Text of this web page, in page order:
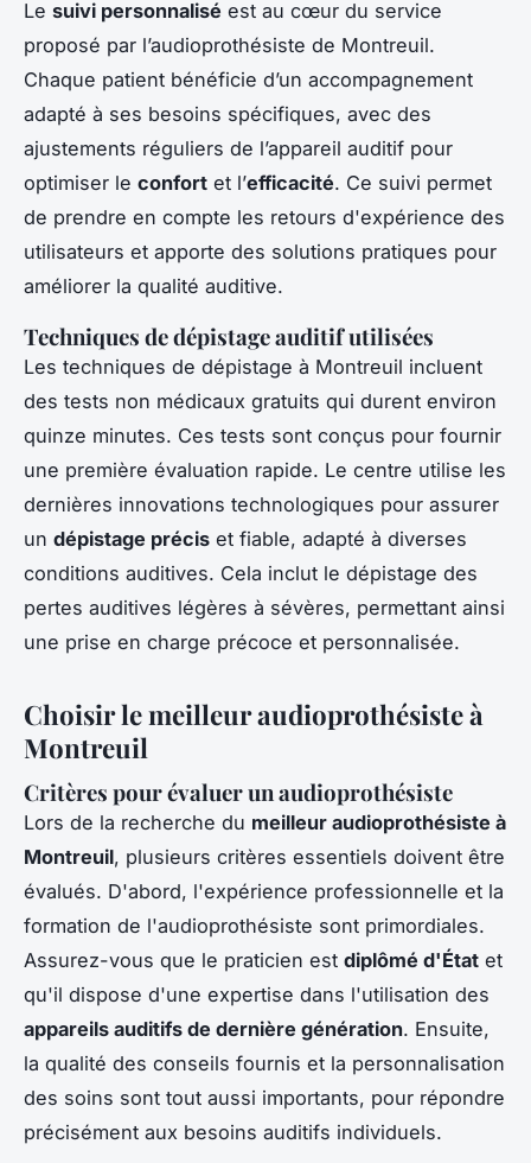
Le suivi personnalisé est au cœur du service
proposé par l’audioprothésiste de Montreuil.
Chaque patient bénéficie d’un accompagnement
adapté à ses besoins spécifiques, avec des
ajustements réguliers de l’appareil auditif pour
optimiser le confort et l’efficacité. Ce suivi permet
de prendre en compte les retours d'expérience des
utilisateurs et apporte des solutions pratiques pour
améliorer la qualité auditive.
Techniques de dépistage auditif utilisées
Les techniques de dépistage à Montreuil incluent
des tests non médicaux gratuits qui durent environ
quinze minutes. Ces tests sont conçus pour fournir
une première évaluation rapide. Le centre utilise les
dernières innovations technologiques pour assurer
un dépistage précis et fiable, adapté à diverses
conditions auditives. Cela inclut le dépistage des
pertes auditives légères à sévères, permettant ainsi
une prise en charge précoce et personnalisée.
Choisir le meilleur audioprothésiste à
Montreuil
Critères pour évaluer un audioprothésiste
Lors de la recherche du meilleur audioprothésiste à
Montreuil, plusieurs critères essentiels doivent être
évalués. D'abord, l'expérience professionnelle et la
formation de l'audioprothésiste sont primordiales.
Assurez-vous que le praticien est diplômé d'État et
qu'il dispose d'une expertise dans l'utilisation des
appareils auditifs de dernière génération. Ensuite,
la qualité des conseils fournis et la personnalisation
des soins sont tout aussi importants, pour répondre
précisément aux besoins auditifs individuels.